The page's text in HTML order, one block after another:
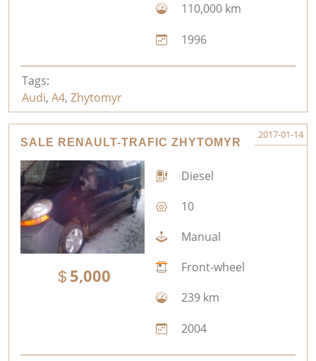
110,000 km
1996
Tags:
Audi, A4, Zhytomyr
SALE RENAULT-TRAFIC ZHYTOMYR
2017-01-14
5,000
Diesel
10
Manual
Front-wheel
239 km
2004